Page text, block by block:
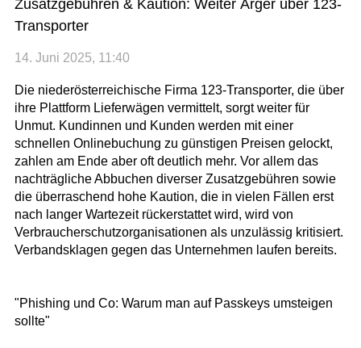
Zusatzgebühren & Kaution: Weiter Ärger über 123-
Transporter
14. Juni 2025, 11:40
Die niederösterreichische Firma 123-Transporter, die über
ihre Plattform Lieferwägen vermittelt, sorgt weiter für
Unmut. Kundinnen und Kunden werden mit einer
schnellen Onlinebuchung zu günstigen Preisen gelockt,
zahlen am Ende aber oft deutlich mehr. Vor allem das
nachträgliche Abbuchen diverser Zusatzgebühren sowie
die überraschend hohe Kaution, die in vielen Fällen erst
nach langer Wartezeit rückerstattet wird, wird von
Verbraucherschutzorganisationen als unzulässig kritisiert.
Verbandsklagen gegen das Unternehmen laufen bereits.
"Phishing und Co: Warum man auf Passkeys umsteigen
sollte"